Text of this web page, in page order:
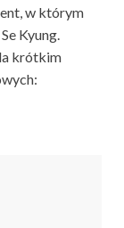
w którym
Kyung.
krótkim